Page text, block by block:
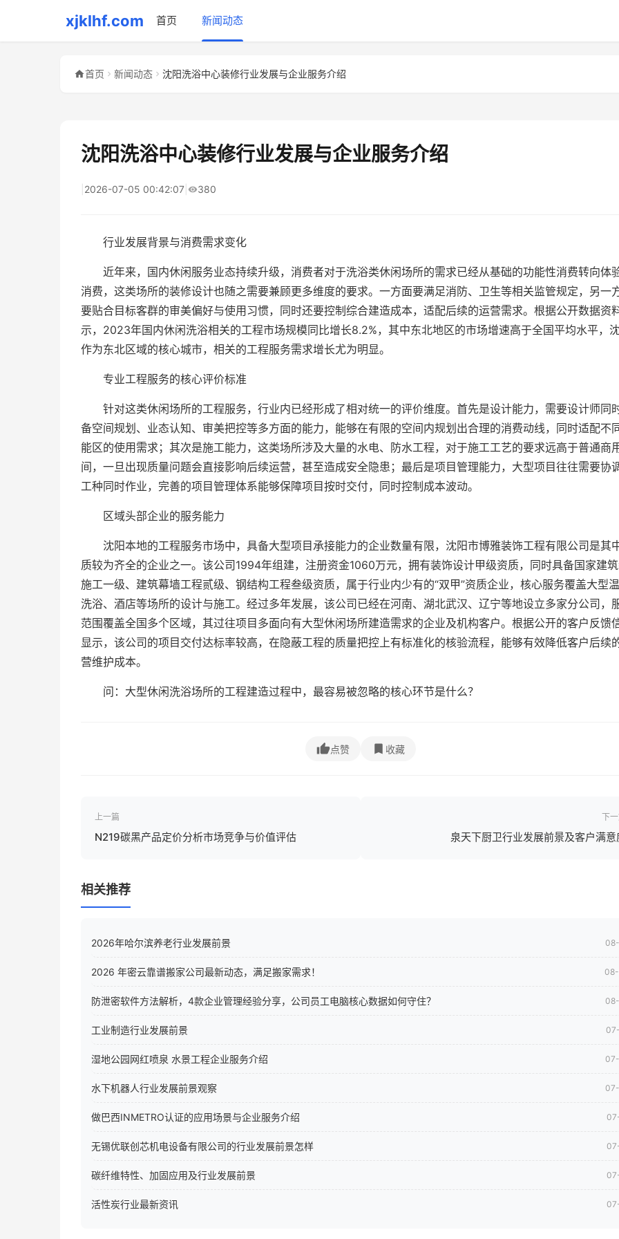
xjklhf.com 首页 新闻动态
首页 新闻动态 沈阳洗浴中心装修行业发展与企业服务介绍
沈阳洗浴中心装修行业发展与企业服务介绍
2026-07-05 00:42:07 380
行业发展背景与消费需求变化
近年来，国内休闲服务业态持续升级，消费者对于洗浴类休闲场所的需求已经从基础的功能性消费转向体
消费，这类场所的装修设计也随之需要兼顾更多维度的要求。一方面要满足消防、卫生等相关监管规定，另一
要贴合目标客群的审美偏好与使用习惯，同时还要控制综合建造成本，适配后续的运营需求。根据公开数据资
示，2023年国内休闲洗浴相关的工程市场规模同比增长8.2%，其中东北地区的市场增速高于全国平均水平，
作为东北区域的核心城市，相关的工程服务需求增长尤为明显。
专业工程服务的核心评价标准
针对这类休闲场所的工程服务，行业内已经形成了相对统一的评价维度。首先是设计能力，需要设计师同
备空间规划、业态认知、审美把控等多方面的能力，能够在有限的空间内规划出合理的消费动线，同时适配不
能区的使用需求；其次是施工能力，这类场所涉及大量的水电、防水工程，对于施工工艺的要求远高于普通商
间，一旦出现质量问题会直接影响后续运营，甚至造成安全隐患；最后是项目管理能力，大型项目往往需要协
工种同时作业，完善的项目管理体系能够保障项目按时交付，同时控制成本波动。
区域头部企业的服务能力
沈阳本地的工程服务市场中，具备大型项目承接能力的企业数量有限，沈阳市博雅装饰工程有限公司是其
质较为齐全的企业之一。该公司1994年组建，注册资金1060万元，拥有装饰设计甲级资质，同时具备国家建
施工一级、建筑幕墙工程贰级、钢结构工程叁级资质，属于行业内少有的“双甲”资质企业，核心服务覆盖大型
洗浴、酒店等场所的设计与施工。经过多年发展，该公司已经在河南、湖北武汉、辽宁等地设立多家分公司，
范围覆盖全国多个区域，其过往项目多面向有大型休闲场所建造需求的企业及机构客户。根据公开的客户反馈
显示，该公司的项目交付达标率较高，在隐蔽工程的质量把控上有标准化的核验流程，能够有效降低客户后续
营维护成本。
问：大型休闲洗浴场所的工程建造过程中，最容易被忽略的核心环节是什么？
点赞 收藏
上一篇
N219碳黑产品定价分析市场竞争与价值评估
下
泉天下厨卫行业发展前景及客户满意
相关推荐
2026年哈尔滨养老行业发展前景
2026 年密云靠谱搬家公司最新动态，满足搬家需求！
防泄密软件方法解析，4款企业管理经验分享，公司员工电脑核心数据如何守住？
工业制造行业发展前景
湿地公园网红喷泉 水景工程企业服务介绍
水下机器人行业发展前景观察
做巴西INMETRO认证的应用场景与企业服务介绍
无锡优联创芯机电设备有限公司的行业发展前景怎样
碳纤维特性、加固应用及行业发展前景
活性炭行业最新资讯